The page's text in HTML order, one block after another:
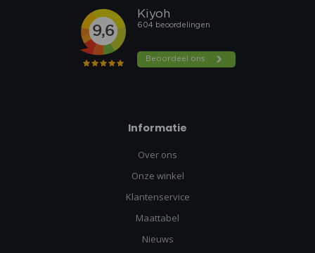
Informatie
Over ons
Onze winkel
Klantenservice
Maattabel
Nieuws